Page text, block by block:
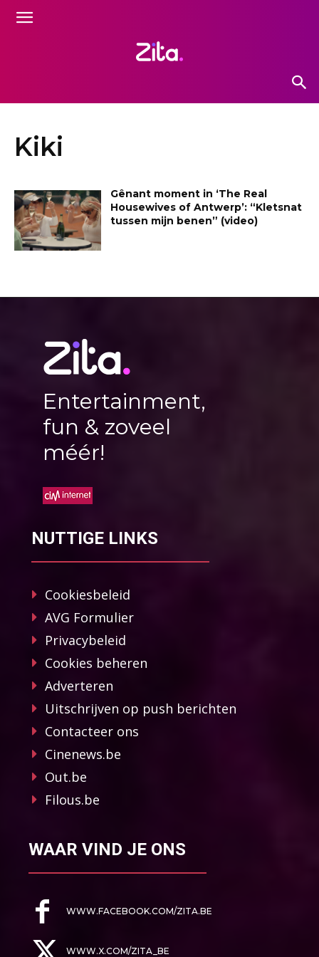
Kiki
Gênant moment in ‘The Real
Housewives of Antwerp’: “Kletsnat
tussen mijn benen” (video)
Entertainment,
fun & zoveel
méér!
NUTTIGE LINKS
Cookiesbeleid
AVG Formulier
Privacybeleid
Cookies beheren
Adverteren
Uitschrijven op push berichten
Contacteer ons
Cinenews.be
Out.be
Filous.be
WAAR VIND JE ONS
WWW.FACEBOOK.COM/ZITA.BE
WWW.X.COM/ZITA_BE